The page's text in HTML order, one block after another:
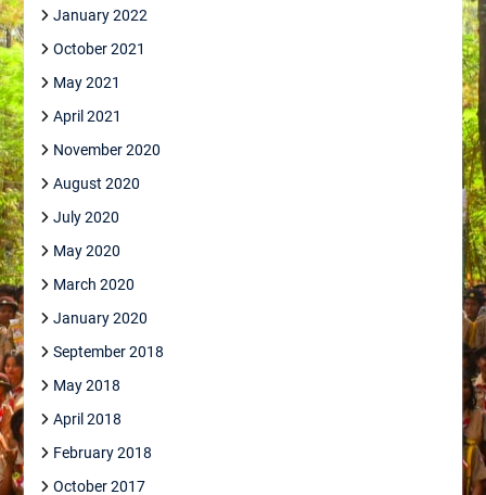
January 2022
October 2021
May 2021
April 2021
November 2020
August 2020
July 2020
May 2020
March 2020
January 2020
September 2018
May 2018
April 2018
February 2018
October 2017